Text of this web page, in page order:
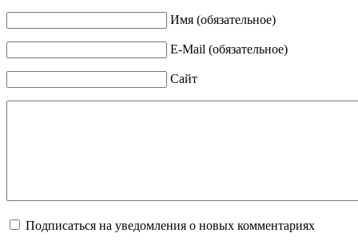
Имя (обязательное)
E-Mail (обязательное)
Сайт
Подписаться на уведомления о новых комментариях